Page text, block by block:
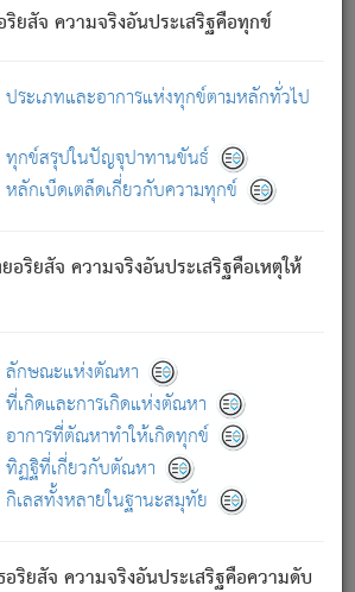
ยสัจ ความจริงอันประเสริฐคือทุกข์
ระเภทและอาการแห่งทุกข์ตามหลักทั่วไป
ทุกข์สรุปในปัญจุปาทานขันธ์
ลักเบ็ดเตล็ดเกี่ยวกับความทุกข์
ริยสัจ ความจริงอันประเสริฐคือเหตุให้
ลักษณะแห่งตัณหา
เกิดและการเกิดแห่งตัณหา
าการที่ตัณหาทำให้เกิดทุกข์
ฏฐิที่เกี่ยวกับตัณหา
เลสทั้งหลายในฐานะสมุทัย
ริยสัจ ความจริงอันประเสริฐคือความดับ
[2]: เรากล่าวว่า สมณะหรือพราหมณ์ทั้ง
กไปไม่ได้.
อาศัยซึ่งอุปธิทั้งปวง.
แห่งอุปาทานทั้งปวง ความเกิดขึ้นแห่ง
(จะเห็นว่า) สัตว์ทั้งหลายอันอวิชาหนา
ว่า สัตว์ผู้ยินดีในภพอันเป็นแล้วนั้น ย่อม
ลาทั้งปวง[3]เพื่อความมีแห่งประโยชน์โดย
งหลายทั้งหมดนั้น ไม่เที่ยง เป็นทุกข์ มี
มดา.
ภวตัณหาได้ และไม่เพลิดเพลินวิภวตัณหา
ามสำรอกไม่เหลือ (แห่งภพทั้งหลาย)
งตัณหาโดยประการทั้งปวง นั้นคือ
ก่ภิกษุนั้น ผู้ดับเย็นสนิทแล้ว เพราะไม่มี
งำมารได้แล้ว ชนะสงครามแล้ว ก้าวล่วง